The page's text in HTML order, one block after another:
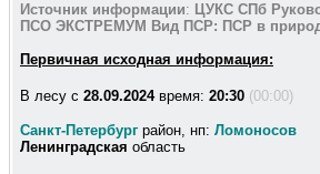
Источник информации: ЦУКС СПб
ПСО ЭКСТРЕМУМ Вид ПСР: ПСР в
Первичная исходная информация:
В лесу c 28.09.2024время: 20:30 (00:00)
Санкт-Петербург район, нп: Ломоносов
Ленинградская область